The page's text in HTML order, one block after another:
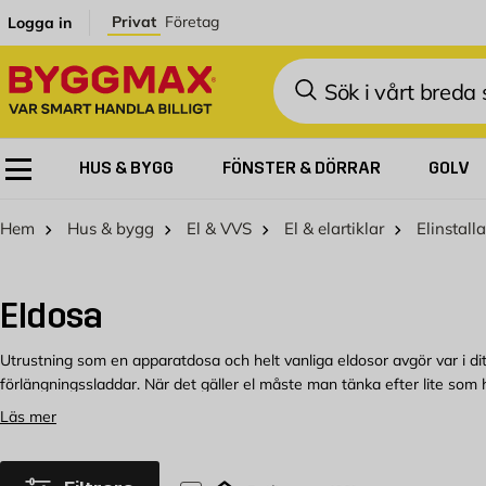
Logga in Privat Företag
Sök
HUS & BYGG FÖNSTER & DÖRRAR GOLV
Hem Hus & bygg El & VVS El & elartiklar
Eldosa
Utrustning som en apparatdosa och helt vanliga eldosor avgör var i
förlängningssladdar. När det gäller el måste man tänka efter lite
Om du är osäker på vad du klarar själv så är du välkommen att
Läs mer